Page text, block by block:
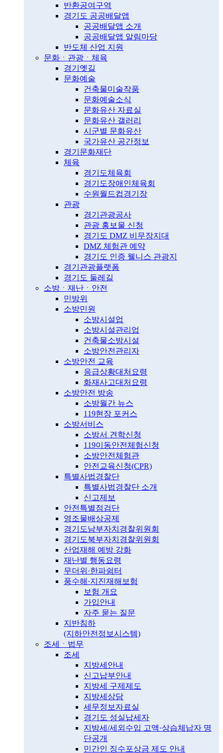
반환공여구역
경기도 공공배달앱
공공배달앱 소개
공공배달앱 알림마당
반도체 산업 지원
문화ㆍ관광ㆍ체육
경기옛길
문화예술
건축물미술작품
문화예술소식
문화유산 자료실
문화유산 갤러리
시군별 문화유산
국가유산 공간정보
경기문화재단
체육
경기도체육회
경기도장애인체육회
수원월드컵경기장
관광
경기관광공사
관광 홍보물 신청
경기도 DMZ 비무장지대
DMZ 체험관 예약
경기도 인증 웰니스 관광지
경기관광플랫폼
경기도 둘레길
소방ㆍ재난ㆍ안전
민방위
소방민원
소방시설업
소방시설관리업
건축물소방시설
소방안전관리자
소방안전 교육
응급상황대처요령
화재사고대처요령
소방안전 방송
소방월간 뉴스
119현장 포커스
소방서비스
소방서 견학신청
119이동안전체험신청
소방안전체험관
안전교육신청(CPR)
특별사법경찰단
특별사법경찰단 소개
신고제보
안전특별점검단
영조물배상공제
경기도남부자치경찰위원회
경기도북부자치경찰위원회
산업재해 예방 강화
재난별 행동요령
무더위·한파쉼터
풍수해·지진재해보험
보험 개요
가입안내
자주 묻는 질문
지반침하
(지하안전정보시스템)
조세ㆍ법무
조세
지방세안내
신고납부안내
지방세 구제제도
지방세상담
세무정보자료실
경기도 성실납세자
지방세/세외수입 고액·상습체납자 명
단공개
민간인 징수포상금 제도 안내